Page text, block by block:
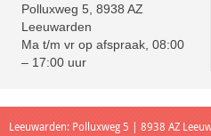
Polluxweg 5, 8938 AZ
Leeuwarden
Ma t/m vr op afspraak, 08:00
– 17:00 uur
Leeuwarden: Polluxweg 5 | 8938 AZ